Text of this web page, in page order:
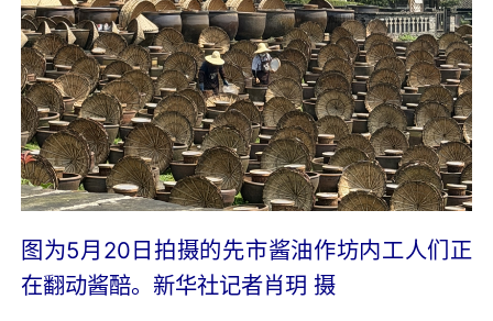
图为5月20日拍摄的先市酱油作坊内工人们正
在翻动酱醅。新华社记者肖玥 摄